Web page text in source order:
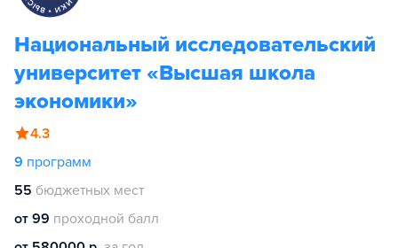
Национальный исследовательский
университет «Высшая школа
экономики»
4.3
9 программ
55 бюджетных мест
от 99 проходной балл